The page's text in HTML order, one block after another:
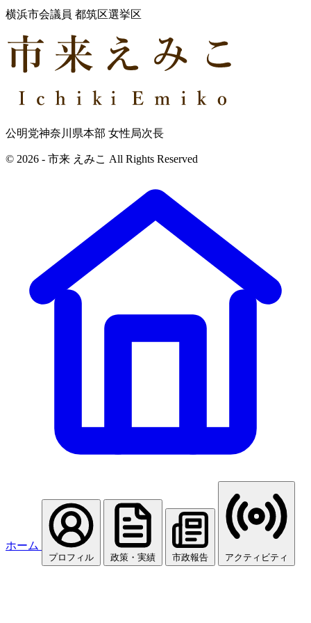
横浜市会議員 都筑区選挙区
公明党神奈川県本部 女性局次長
© 2026 - 市来 えみこ All Rights Reserved
ホーム
プロフィル 政策・実績 市政報告 アクティビティ